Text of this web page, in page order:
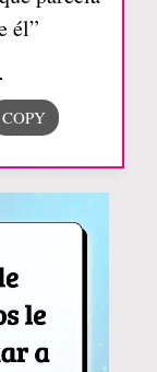
él”